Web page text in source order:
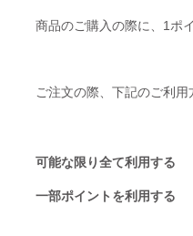
商品のご購入の際に、1ポ
ご注文の際、下記のご利用
可能な限り全て利用する
一部ポイントを利用する